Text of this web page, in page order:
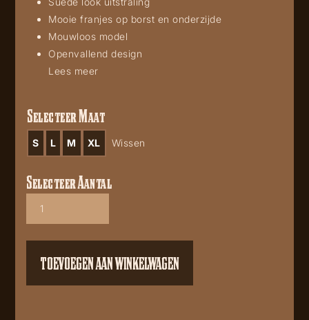
Mooie franjes op borst en onderzijde
Mouwloos model
Openvallend design
Lees meer
Selecteer Maat
S L M XL Wissen
Vest
Selecteer Aantal
TOEVOEGEN AAN WINKELWAGEN